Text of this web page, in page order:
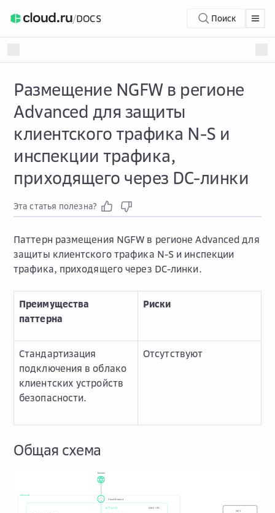
/DOCS Поиск
Размещение NGFW в регионе
Advanced для защиты
клиентского трафика N-S и
инспекции трафика,
приходящего через DC-линки
Эта статья полезна?
Паттерн размещения NGFW в регионе Advanced для
защиты клиентского трафика N-S и инспекции
трафика, приходящего через DC-линки.
Преимущества
паттерна
Риски
Стандартизация
подключения в облако
клиентских устройств
безопасности.
Отсутствуют
Общая схема